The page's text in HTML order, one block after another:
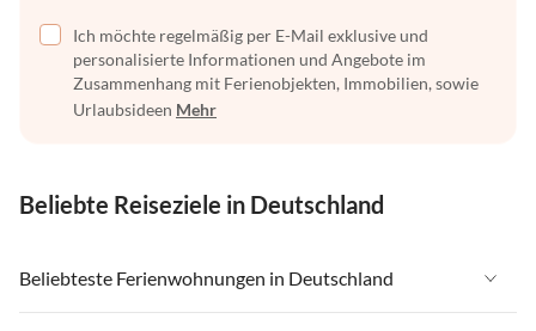
Ich möchte regelmäßig per E-Mail exklusive und
personalisierte Informationen und Angebote im
Zusammenhang mit Ferienobjekten, Immobilien, sowie
Urlaubsideen Mehr
Beliebte Reiseziele in Deutschland
Beliebteste Ferienwohnungen in Deutschland